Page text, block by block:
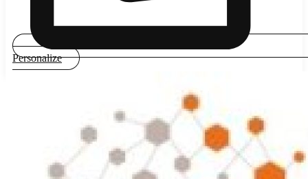
Personalize